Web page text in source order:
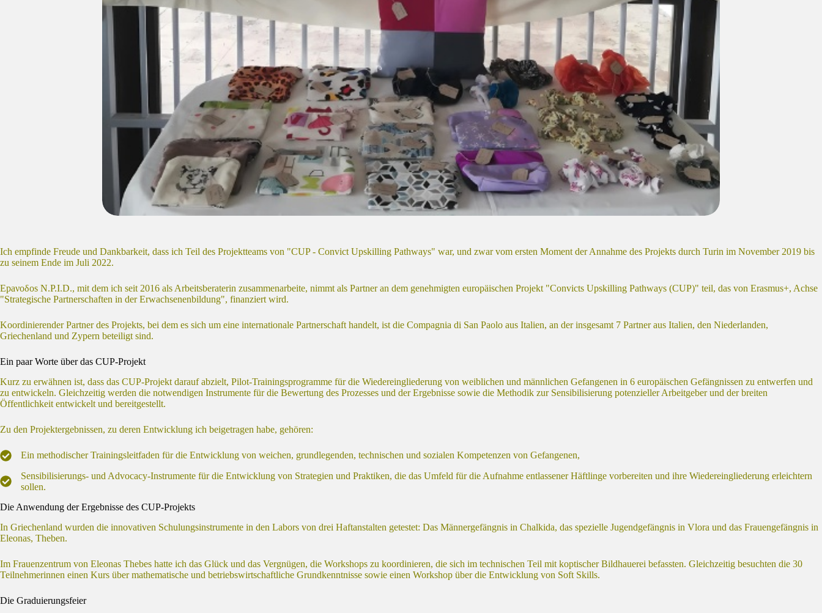
Ich empfinde Freude und Dankbarkeit, dass ich Teil des Projektteams von "CUP - Convict Upskilling Pathways" war, und zwar vom ersten Moment der Annahme des Projekts durch Turin im November 2019 bis
zu seinem Ende im Juli 2022.
Epaνοδοs N.P.I.D., mit dem ich seit 2016 als Arbeitsberaterin zusammenarbeite, nimmt als Partner an dem genehmigten europäischen Projekt "Convicts Upskilling Pathways (CUP)" teil, das von Erasmus+, Achse
"Strategische Partnerschaften in der Erwachsenenbildung", finanziert wird.
Koordinierender Partner des Projekts, bei dem es sich um eine internationale Partnerschaft handelt, ist die Compagnia di San Paolo aus Italien, an der insgesamt 7 Partner aus Italien, den Niederlanden,
Griechenland und Zypern beteiligt sind.
Ein paar Worte über das CUP-Projekt
Kurz zu erwähnen ist, dass das CUP-Projekt darauf abzielt, Pilot-Trainingsprogramme für die Wiedereingliederung von weiblichen und männlichen Gefangenen in 6 europäischen Gefängnissen zu entwerfen und
zu entwickeln. Gleichzeitig werden die notwendigen Instrumente für die Bewertung des Prozesses und der Ergebnisse sowie die Methodik zur Sensibilisierung potenzieller Arbeitgeber und der breiten
Öffentlichkeit entwickelt und bereitgestellt.
Zu den Projektergebnissen, zu deren Entwicklung ich beigetragen habe, gehören:
Ein methodischer Trainingsleitfaden für die Entwicklung von weichen, grundlegenden, technischen und sozialen Kompetenzen von Gefangenen,
Sensibilisierungs- und Advocacy-Instrumente für die Entwicklung von Strategien und Praktiken, die das Umfeld für die Aufnahme entlassener Häftlinge vorbereiten und ihre Wiedereingliederung erleichtern
sollen.
Die Anwendung der Ergebnisse des CUP-Projekts
In Griechenland wurden die innovativen Schulungsinstrumente in den Labors von drei Haftanstalten getestet: Das Männergefängnis in Chalkida, das spezielle Jugendgefängnis in Vlora und das Frauengefängnis in
Eleonas, Theben.
Im Frauenzentrum von Eleonas Thebes hatte ich das Glück und das Vergnügen, die Workshops zu koordinieren, die sich im technischen Teil mit koptischer Bildhauerei befassten. Gleichzeitig besuchten die 30
Teilnehmerinnen einen Kurs über mathematische und betriebswirtschaftliche Grundkenntnisse sowie einen Workshop über die Entwicklung von Soft Skills.
Die Graduierungsfeier